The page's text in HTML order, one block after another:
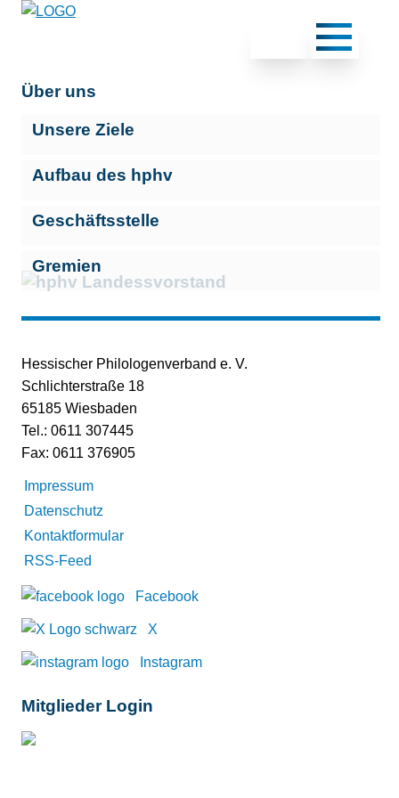
Über uns
Unsere Ziele
Aufbau des hphv
Geschäftsstelle
Gremien
Hessischer Philologenverband e. V.
Schlichterstraße 18
65185 Wiesbaden
Tel.: 0611 307445
Fax: 0611 376905
Impressum
Datenschutz
Kontaktformular
RSS-Feed
Facebook
X
Instagram
Mitglieder Login